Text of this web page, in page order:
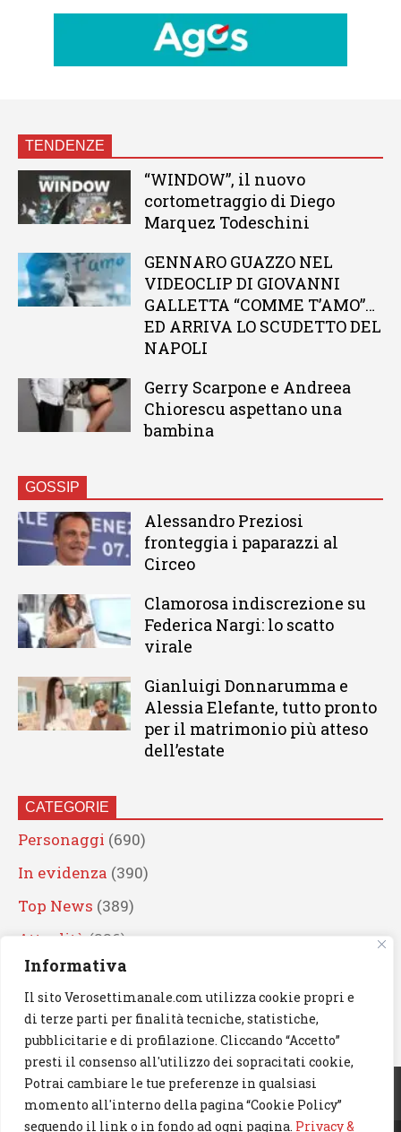
Informativa
Il sito Verosettimanale.com utilizza cookie propri e
di terze parti per finalità tecniche, statistiche,
pubblicitarie e di profilazione. Cliccando “Accetto”
presti il consenso all'utilizzo dei sopracitati cookie,
Potrai cambiare le tue preferenze in qualsiasi
momento all'interno della pagina “Cookie Policy”
seguendo il link o in fondo ad ogni pagina. Privacy &
TENDENZE
“WINDOW”, il nuovo
cortometraggio di Diego
Marquez Todeschini
GENNARO GUAZZO NEL
VIDEOCLIP DI GIOVANNI
GALLETTA “COMME T’AMO”…
ED ARRIVA LO SCUDETTO DEL
NAPOLI
Gerry Scarpone e Andreea
Chiorescu aspettano una
bambina
GOSSIP
Alessandro Preziosi
fronteggia i paparazzi al
Circeo
Clamorosa indiscrezione su
Federica Nargi: lo scatto
virale
Gianluigi Donnarumma e
Alessia Elefante, tutto pronto
per il matrimonio più atteso
dell’estate
CATEGORIE
Personaggi (690)
In evidenza (390)
Top News (389)
Attualità (336)
Eventi(330)
Artisti (241)
News(239)
Cerca